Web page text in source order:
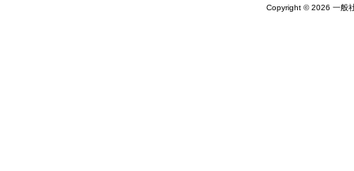
Copyright © 2026 一般